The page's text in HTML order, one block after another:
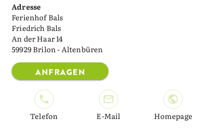
Adresse
Ferienhof Bals
Friedrich Bals
An der Haar 14
59929 Brilon - Altenbüren
ANFRAGEN
Telefon E-Mail Homepage